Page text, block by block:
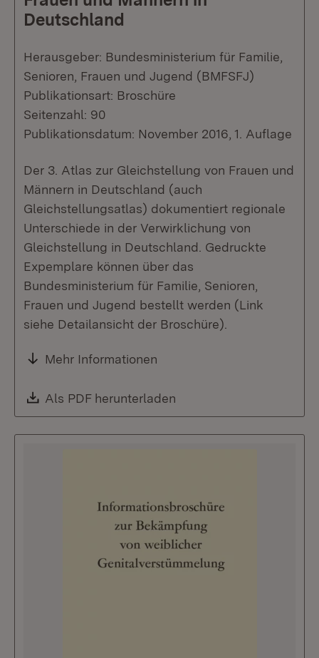
Deutschland
Herausgeber: Bundesministerium für Familie,
Senioren, Frauen und Jugend (BMFSFJ)
Publikationsart: Broschüre
Seitenzahl: 90
Publikationsdatum: November 2016, 1. Auflage
Der 3. Atlas zur Gleichstellung von Frauen und
Männern in Deutschland (auch
Gleichstellungsatlas) dokumentiert regionale
Unterschiede in der Verwirklichung von
Gleichstellung in Deutschland. Gedruckte
Expemplare können über das
Bundesministerium für Familie, Senioren,
Frauen und Jugend bestellt werden (Link
siehe Detailansicht der Broschüre).
Mehr Informationen
Download:
Als PDF herunterladen